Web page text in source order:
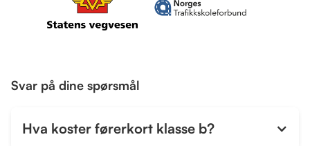
Svar på dine spørsmål
Hva koster førerkort klasse b?